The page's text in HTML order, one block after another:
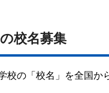
校名募集
校の「校名」を全国か